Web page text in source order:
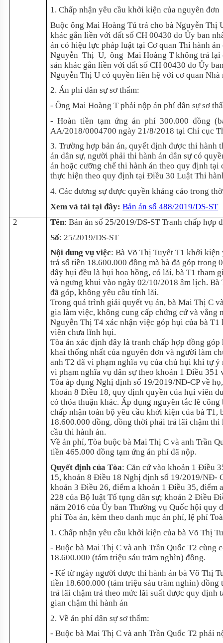
1. Chấp nhận yêu cầu khởi kiện của nguyên đơn
Buộc ông Mai Hoàng Tú trả cho bà Nguyễn Thị
khác gắn liền với đất số CH 00430 do Ủy ban
án có hiệu lực pháp luật tại Cơ quan Thi
Nguyễn Thị U, ông Mai Hoàng T không trả lại
sản khác gắn liền với đất số CH 00430 do Ủy
Nguyễn Thị U có quyền liên hệ với cơ quan
2. Án phí dân sự sơ thẩm:
- Ông Mai Hoàng T phải nộp án phí dân sự sơ
- Hoàn tiền tạm ứng án phí 300.000 đồng
AA/2018/0004700 ngày 21/8/2018 tại Chi cục
3. Trường hợp bản án, quyết định được thi
án dân sự, người phải thi hành án dân sự có
án hoặc cưỡng chế thi hành án theo quy định
thực hiện theo quy định tại Điều 30 Luật Thi
4. Các đương sự được quyền kháng cáo trong
Xem và tải tại đây: Bản án số488/2019/DS-ST
2
Tên:Bản án số 25/2019/DS-ST Tranh chấp hợp
Số: 25/2019/DS-ST
Nội dung vụ việc:Bà Võ Thị Tuyết T1 khởi kiện
trả số tiền 18.600.000 đồng mà bà đã góp trong
dây hụi đều là hụi hoa hồng, có lãi, bà T1 tham
và ngưng khui vào ngày 02/10/2018 âm lịch.
đã góp, không yêu cầu tính lãi.
Trong quá trình giải quyết vụ án, bà Mai Thị C
gia làm việc, không cung cấp chứng cứ và vắng
Nguyễn Thị T4 xác nhận việc góp hụi của bà
viên chưa lĩnh hụi.
Tòa án xác định đây là tranh chấp hợp đồng
khai thống nhất của nguyên đơn và người làm
anh T2 đã vi phạm nghĩa vụ của chủ hụi khi tự
vi phạm nghĩa vụ dân sự theo khoản 1 Điều 351
Tòa áp dụng Nghị định số 19/2019/NĐ-CP về
khoản 8 Điều 18, quy định quyền của hụi viên
có thỏa thuận khác. Áp dụng nguyên tắc lẽ
chấp nhận toàn bộ yêu cầu khởi kiện của bà
18.600.000 đồng, đồng thời phải trả lãi chậm
cầu thi hành án.
Về án phí, Tòa buộc bà Mai Thị C và anh Trần
tiền 465.000 đồng tạm ứng án phí đã nộp.
Quyết định của Tòa:Căn cứ vào khoản 1 Điều
15, khoản 8 Điều 18 Nghị định số 19/2019/NĐ-
khoản 3 Điều 26, điểm a khoản 1 Điều 35,
228 của Bộ luật Tố tụng dân sự; khoản 2 Điều
năm 2016 của Ủy ban Thường vụ Quốc hội quy
phí Tòa án, kèm theo danh mục án phí, lệ phí
1. Chấp nhận yêu cầu khởi kiện của bà Võ Thị
- Buộc bà Mai Thị C và anh Trần Quốc T2 cùng
18.600.000 (tám triệu sáu trăm nghìn) đồng.
- Kể từ ngày người được thi hành án bà Võ Thị
tiền 18.600.000 (tám triệu sáu trăm nghìn)
trả lãi chậm trả theo mức lãi suất được quy
gian chậm thi hành án
2. Về án phí dân sự sơ thẩm:
- Buộc bà Mai Thị C và anh Trần Quốc T2 phải